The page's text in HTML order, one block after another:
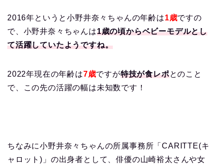
2016年というと小野井奈々ちゃんの年齢は1歳ですの
で、小野井奈々ちゃんは1歳の頃からベビーモデルとし
て活躍していたようですね。
2022年現在の年齢は7歳ですが特技が食レポとのこと
で、この先の活躍の幅は未知数です！
ちなみに小野井奈々ちゃんの所属事務所「CARITTE(キ
ャロット)」の出身者として、俳優の山崎裕太さんや女